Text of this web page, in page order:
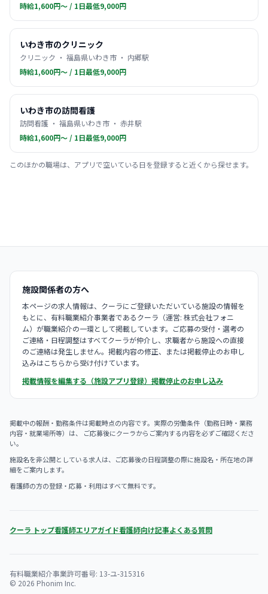
時給1,600円〜 / 1日最低9,000円
いわき市のクリニック
クリニック ・ 福島県いわき市 ・ 内郷駅
時給1,600円〜 / 1日最低9,000円
いわき市の訪問看護
訪問看護 ・ 福島県いわき市 ・ 赤井駅
時給1,600円〜 / 1日最低9,000円
このほかの職場は、アプリで空いている日を登録すると近くから探せます。
施設関係者の方へ
本ページの求人情報は、クーラにご登録いただいている施設の情報を
もとに、有料職業紹介事業者であるクーラ（運営: 株式会社フォニ
ム）が職業紹介の一環として掲載しています。ご応募の受付・選考の
ご連絡・日程調整はすべてクーラが仲介し、求職者から施設への直接
のご連絡は発生しません。掲載内容の修正、または掲載停止のお申し
込みはこちらから受け付けています。
掲載情報を編集する（施設アプリ登録） 掲載停止のお申し込み
掲載中の報酬・勤務条件は掲載時点の内容です。実際の労働条件（勤務日時・業務
内容・就業場所等）は、 ご応募後にクーラからご案内する内容を必ずご確認くださ
い。
施設名を非公開としている求人は、ご応募後の日程調整の際に施設名・所在地の詳
細をご案内します。
看護師の方の登録・応募・利用はすべて無料です。
クーラ トップ看護師エリアガイド看護師向け記事よくある質問
有料職業紹介事業許可番号: 13-ユ-315316
© 2026 Phonim Inc.